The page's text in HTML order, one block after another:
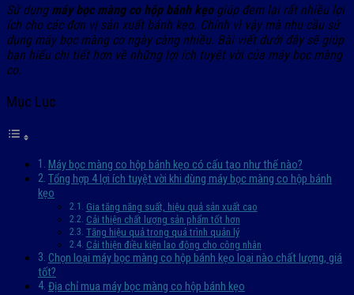
Sử dụng máy bọc màng co hộp bánh kẹogiúp đem lại rất nhiều lợi
ích cho các đơn vị sản xuất bánh kẹo. Chính vì vậy mà nhu cầu sử
dụng máy bọc màng co ngày càng nhiều. Bài viết dưới đây sẽ giúp
bạn hiểu chi tiết hơn về những lợi ích tuyệt vời của máy bọc màng
co.
Mục Lục
Máy bọc màng co hộp bánh kẹo có cấu tạo như thế nào?
Tổng hợp 4 lợi ích tuyệt vời khi dùng máy bọc màng co hộp bánh
kẹo
Gia tăng năng suất, hiệu quả sản xuất cao
Cải thiện chất lượng sản phẩm tốt hơn
Tăng hiệu quả trong quá trình quản lý
Cải thiện điều kiện lao động cho công nhân
Chọn loại máy bọc màng co hộp bánh kẹo loại nào chất lượng, giá
tốt?
Địa chỉ mua máy bọc màng co hộp bánh kẹo